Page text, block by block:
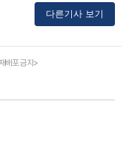
다른기사 보기
배포 금지>